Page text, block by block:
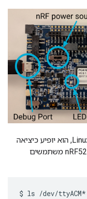
אם זוהי הלוח הראשון שמחובר למכונת Linux, הוא יופיע כיציאה
(כל לוחות nRF52840 משתמשים
$ ls /dev/ttyACM*